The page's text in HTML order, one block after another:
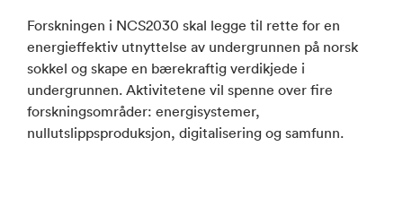
Forskningen i NCS2030 skal legge til rette for en
energieffektiv utnyttelse av undergrunnen på norsk
sokkel og skape en bærekraftig verdikjede i
undergrunnen. Aktivitetene vil spenne over fire
forskningsområder: energisystemer,
nullutslippsproduksjon, digitalisering og samfunn.